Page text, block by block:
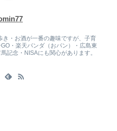
・お酒が一番の趣味ですが、子育
・楽天パンダ（おパン）・広島東
記念・NISAにも関心があります。